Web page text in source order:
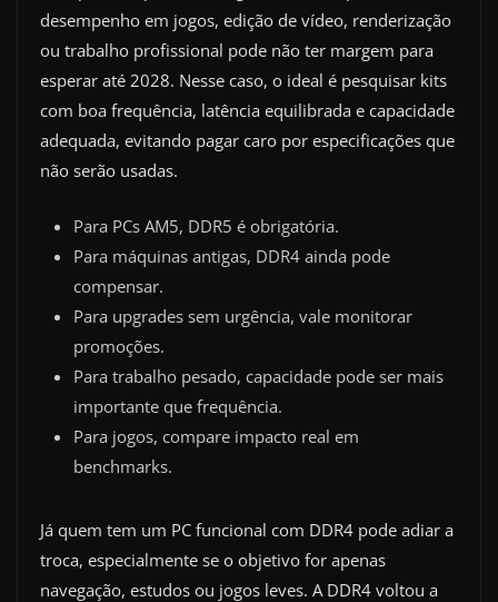
desempenho em jogos, edição de vídeo, renderização
ou trabalho profissional pode não ter margem para
esperar até 2028. Nesse caso, o ideal é pesquisar kits
com boa frequência, latência equilibrada e capacidade
adequada, evitando pagar caro por especificações que
não serão usadas.
Para PCs AM5, DDR5 é obrigatória.
Para máquinas antigas, DDR4 ainda pode
compensar.
Para upgrades sem urgência, vale monitorar
promoções.
Para trabalho pesado, capacidade pode ser mais
importante que frequência.
Para jogos, compare impacto real em
benchmarks.
Já quem tem um PC funcional com DDR4 pode adiar a
troca, especialmente se o objetivo for apenas
navegação, estudos ou jogos leves. A DDR4 voltou a